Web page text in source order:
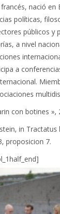
nació en
políticas,
públicos y
a nivel
a
con botines
in Tractatus
proposicion 7.